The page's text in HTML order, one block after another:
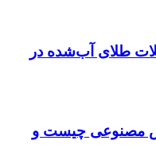
طلای آب‌شده در
مصنوعی چیست و